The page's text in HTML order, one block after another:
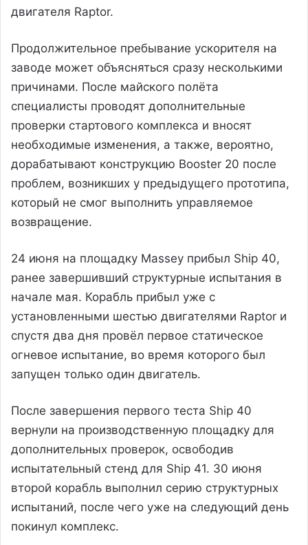
двигателя Raptor.
Продолжительное пребывание ускорителя на
заводе может объясняться сразу несколькими
причинами. После майского полёта
специалисты проводят дополнительные
проверки стартового комплекса и вносят
необходимые изменения, а также, вероятно,
дорабатывают конструкцию Booster 20 после
проблем, возникших у предыдущего прототипа,
который не смог выполнить управляемое
возвращение.
24 июня на площадку Massey прибыл Ship 40,
ранее завершивший структурные испытания в
начале мая. Корабль прибыл уже с
установленными шестью двигателями Raptor и
спустя два дня провёл первое статическое
огневое испытание, во время которого был
запущен только один двигатель.
После завершения первого теста Ship 40
вернули на производственную площадку для
дополнительных проверок, освободив
испытательный стенд для Ship 41. 30 июня
второй корабль выполнил серию структурных
испытаний, после чего уже на следующий день
покинул комплекс.